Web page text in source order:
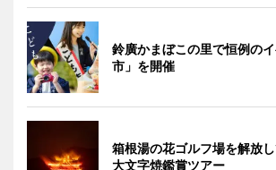
鈴廣かまぼこの里で恒例の
市」を開催
箱根湯の花ゴルフ場を解放
大文字焼鑑賞ツアー